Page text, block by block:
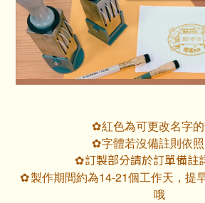
✿紅色為可更改名字
✿字體若沒備註則依
✿訂製部分請於訂單備註
✿製作期間約為14-21個工作天，提
哦